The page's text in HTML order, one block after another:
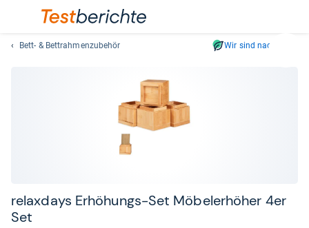
Bett- & Bettrahmenzubehör Wir sind nachhaltig
rela­xdays Erhö­hungs-​Set Möbe­ler­hö­her 4er
Set